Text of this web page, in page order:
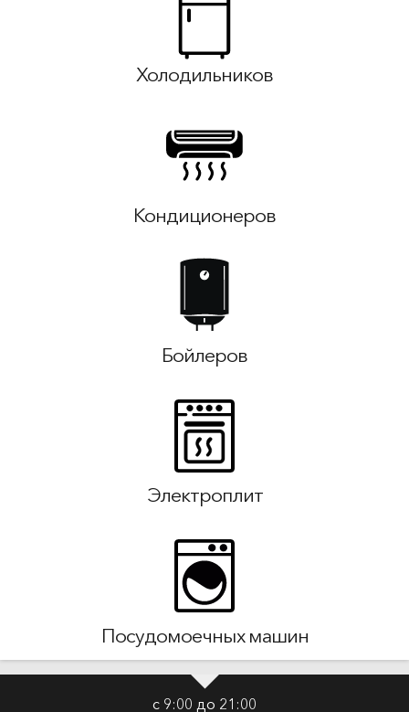
Холодильников
Кондиционеров
Бойлеров
Электроплит
Посудомоечных машин
с 9:00 до 21:00